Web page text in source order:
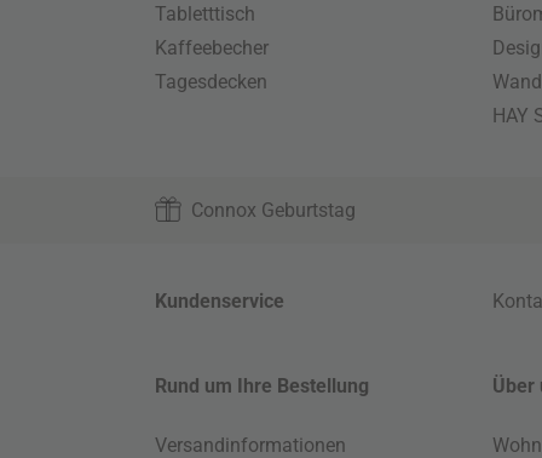
Tabletttisch
Kaffeebecher
Tagesdecken
HAY
Connox Geburtstag
Kundenservice
Rund um Ihre Bestellung
Versandinformationen
Über